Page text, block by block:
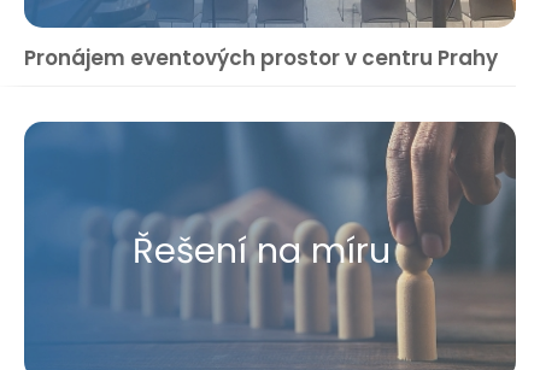
Pronájem eventových prostor v centru Prahy
Řešení na míru